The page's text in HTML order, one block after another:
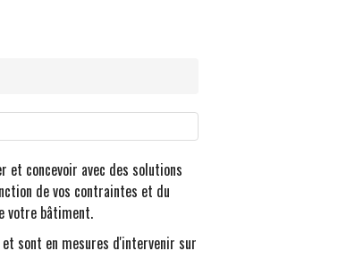
et concevoir avec des solutions
de vos contraintes et du
votre bâtiment.
et sont en mesures d'intervenir sur